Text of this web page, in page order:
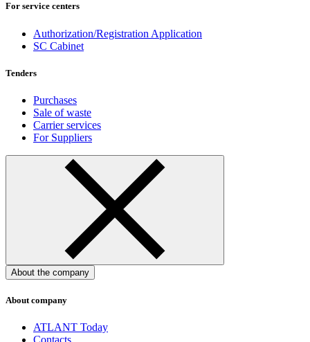
For service centers
Authorization/Registration Application
SC Cabinet
Tenders
Purchases
Sale of waste
Carrier services
For Suppliers
About the company
About company
ATLANT Today